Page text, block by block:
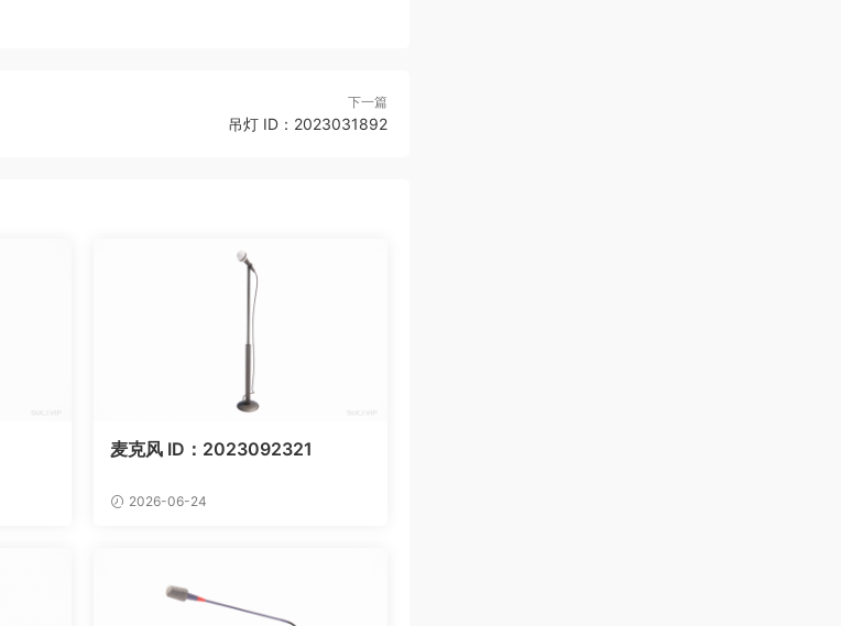
下一篇
吊灯 ID：2023031892
麦克风 ID：2023092321
2026-06-24